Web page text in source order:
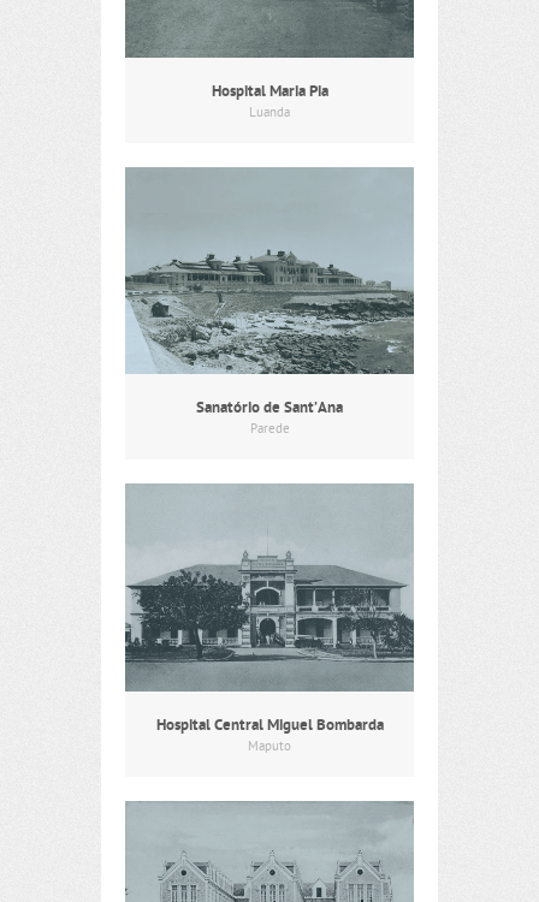
Hospital Maria Pia
Luanda
Sanatório de Sant’Ana
Parede
Hospital Central Miguel Bombarda
Maputo